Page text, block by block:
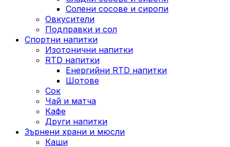
Солени сосове и сиропи
Овкусители
Подправки и сол
Спортни напитки
Изотонични напитки
RTD напитки
Енергийни RTD напитки
Шотове
Сок
Чай и матча
Кафе
Други напитки
Зърнени храни и мюсли
Каши